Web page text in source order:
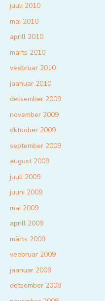
juuli 2010
mai 2010
aprill 2010
märts 2010
veebruar 2010
jaanuar 2010
detsember 2009
november 2009
oktoober 2009
september 2009
august 2009
juuli 2009
juuni 2009
mai 2009
aprill 2009
märts 2009
veebruar 2009
jaanuar 2009
detsember 2008